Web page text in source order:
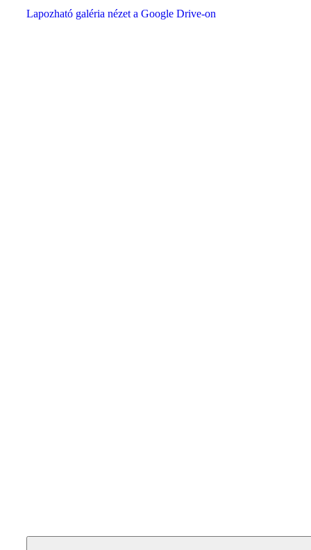
Lapozható galéria nézet a Google Drive-on